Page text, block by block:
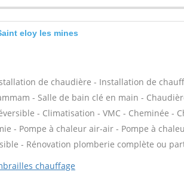
eloy les mines
de chaudière - Installation de
- Salle de bain clé en main -
- Climatisation - VMC - Cheminée -
- Pompe à chaleur air-air - Pompe à
- Rénovation plomberie complète ou
chauffage